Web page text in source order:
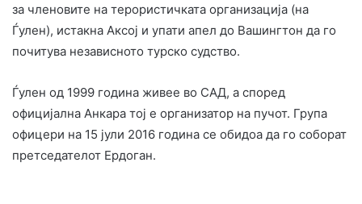
за членовите на терористичката организација (на
Ѓулен), истакна Аксој и упати апел до Вашингтон да го
почитува независното турско судство.
Ѓулен од 1999 година живее во САД, а според
официјална Анкара тој е организатор на пучот. Група
офицери на 15 јули 2016 година се обидоа да го соборат
претседателот Ердоган.